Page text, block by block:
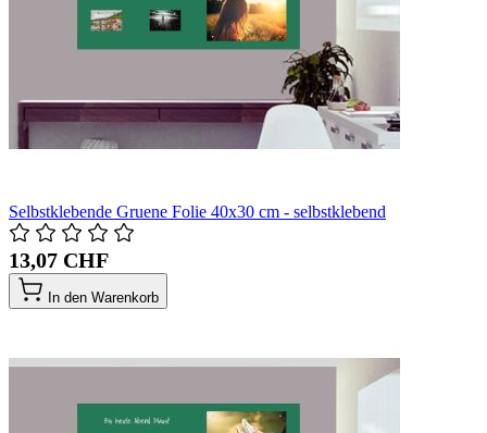
Selbstklebende Gruene Folie 40x30 cm - selbstklebend
13,07 CHF
In den Warenkorb